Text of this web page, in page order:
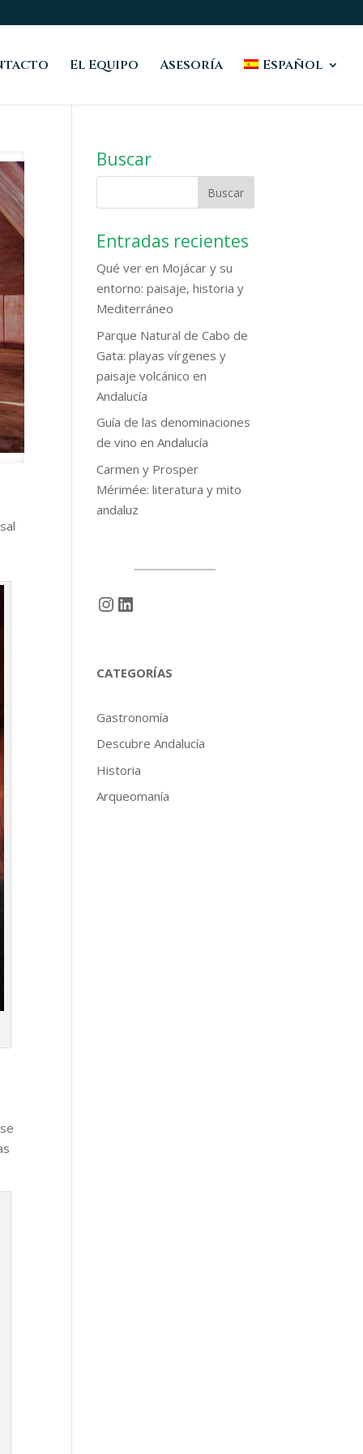
El Equipo Asesoría Español
Buscar
Entradas recientes
Qué ver en Mojácar y su
entorno: paisaje, historia y
Mediterráneo
Parque Natural de Cabo de
Gata: playas vírgenes y
paisaje volcánico en
Andalucía
Guía de las denominaciones
de vino en Andalucía
Carmen y Prosper
Mérimée: literatura y mito
andaluz
Instagram
LinkedIn
CATEGORÍAS
Gastronomía
Descubre Andalucía
Historia
Arqueomanía